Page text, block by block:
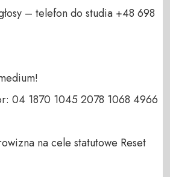
– telefon do studia +48 698
04 1870 1045 2078 1068 4966
na cele statutowe Reset